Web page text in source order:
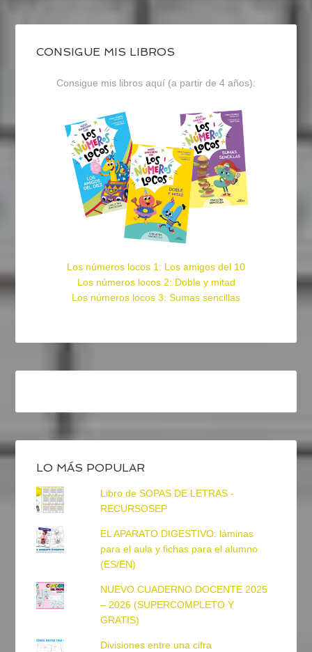
CONSIGUE MIS LIBROS
Consigue mis libros aquí (a partir de 4 años):
Los números locos 1: Los amigos del 10
Los números locos 2: Doble y mitad
Los números locos 3: Sumas sencillas
LO MÁS POPULAR
Libro de SOPAS DE LETRAS -
RECURSOSEP
EL APARATO DIGESTIVO: láminas
para el aula y fichas para el alumno
(ES/EN)
NUEVO CUADERNO DOCENTE 2025
– 2026 (SUPERCOMPLETO Y
GRATIS)
Divisiones entre una cifra